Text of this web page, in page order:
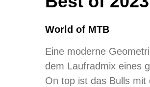
World of MTB
Eine moderne
dem Laufradmix eines
On top ist das Bulls